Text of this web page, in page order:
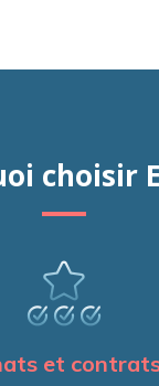
choisir
et